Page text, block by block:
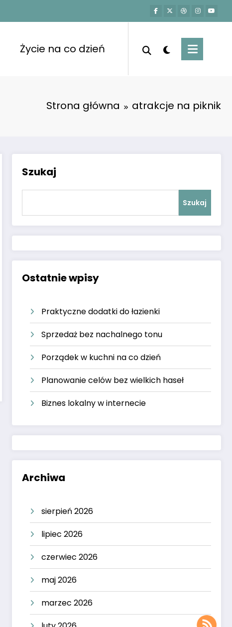
Życie na co dzień
Strona główna atrakcje na piknik
Szukaj
Szukaj
Ostatnie wpisy
Praktyczne dodatki do łazienki
Sprzedaż bez nachalnego tonu
Porządek w kuchni na co dzień
Planowanie celów bez wielkich haseł
Biznes lokalny w internecie
Archiwa
sierpień 2026
lipiec 2026
czerwiec 2026
maj 2026
marzec 2026